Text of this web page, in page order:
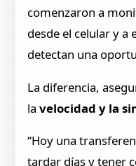
comenzaron a
desde el celular y a
detectan una
La diferencia,
lavelocidad y la
“Hoy una
tardar días y tener